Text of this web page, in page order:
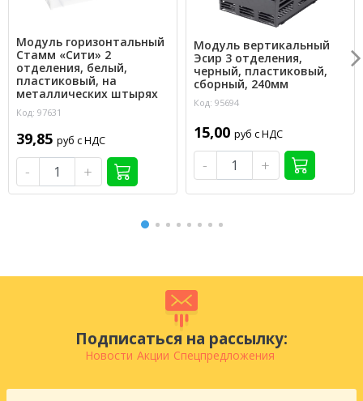
Модуль горизонтальный
Стамм «Сити» 2
отделения, белый,
пластиковый, на
металлических штырях
Код: 97631
39,85 руб с НДС
- +
Модуль вертикальный
Эсир 3 отделения,
черный, пластиковый,
сборный, 240мм
Код: 95694
15,00 руб с НДС
- +
Подписаться на рассылку:
Новости Акции Спецпредложения